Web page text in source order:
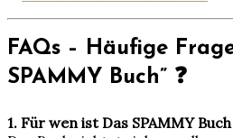
FAQs – Häufige
SPAMMY Buch” ❓
1. Für wen ist Das SPAMMY